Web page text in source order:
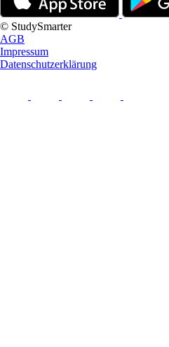
© StudySmarter
AGB
Impressum
Datenschutzerklärung